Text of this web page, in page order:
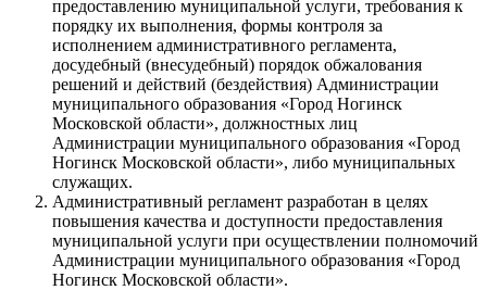
предоставлению муниципальной услуги, требования к
порядку их выполнения, формы контроля за
исполнением административного регламента,
досудебный (внесудебный) порядок обжалования
решений и действий (бездействия) Администрации
муниципального образования «Город Ногинск
Московской области», должностных лиц
Администрации муниципального образования «Город
Ногинск Московской области», либо муниципальных
служащих.
Административный регламент разработан в целях
повышения качества и доступности предоставления
муниципальной услуги при осуществлении полномочий
Администрации муниципального образования «Город
Ногинск Московской области».